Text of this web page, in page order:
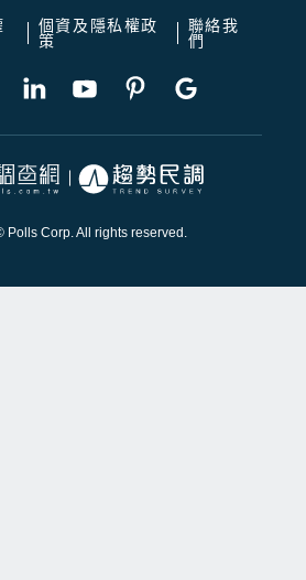
個資及隱私權政
策
聯絡我
們
Polls Corp. All rights reserved.